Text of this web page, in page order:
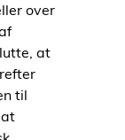
over
at
til